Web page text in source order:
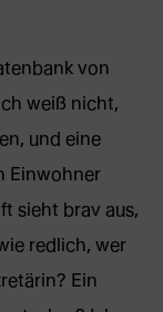
von
weiß nicht,
und eine
Einwohner
sieht brav aus,
redlich, wer
Ein